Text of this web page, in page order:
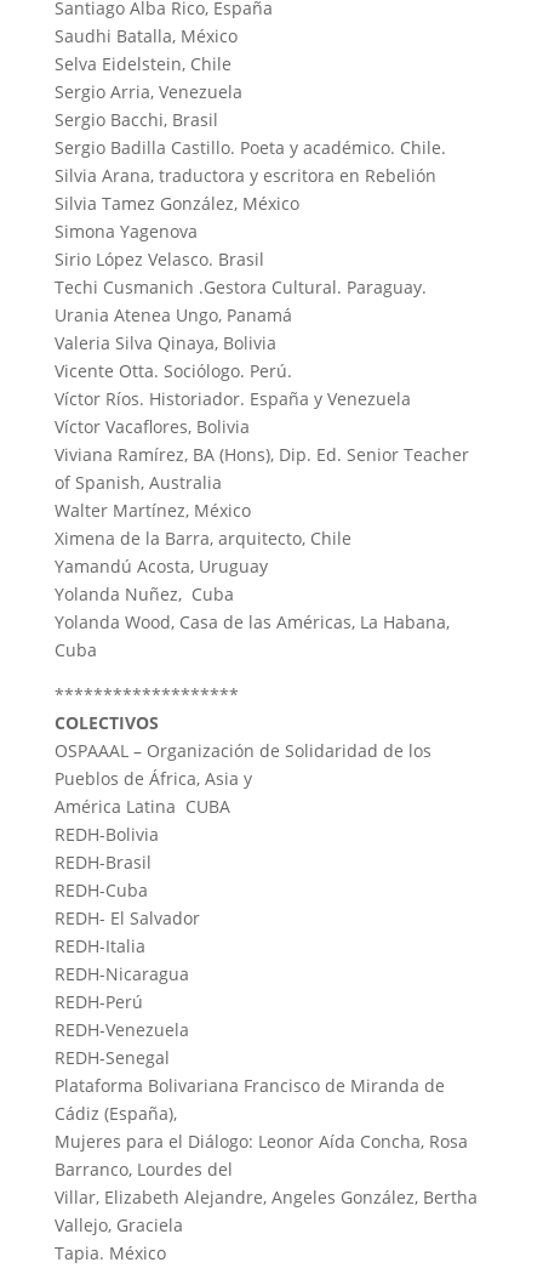
Santiago Alba Rico, España
Saudhi Batalla, México
Selva Eidelstein, Chile
Sergio Arria, Venezuela
Sergio Bacchi, Brasil
Sergio Badilla Castillo. Poeta y académico. Chile.
Silvia Arana, traductora y escritora en Rebelión
Silvia Tamez González, México
Simona Yagenova
Sirio López Velasco. Brasil
Techi Cusmanich .Gestora Cultural. Paraguay.
Urania Atenea Ungo, Panamá
Valeria Silva Qinaya, Bolivia
Vicente Otta. Sociólogo. Perú.
Víctor Ríos. Historiador. España y Venezuela
Víctor Vacaflores, Bolivia
Viviana Ramírez, BA (Hons), Dip. Ed. Senior Teacher
of Spanish, Australia
Walter Martínez, México
Ximena de la Barra, arquitecto, Chile
Yamandú Acosta, Uruguay
Yolanda Nuñez, Cuba
Yolanda Wood, Casa de las Américas, La Habana,
Cuba
*******************
COLECTIVOS
OSPAAAL – Organización de Solidaridad de los
Pueblos de África, Asia y
América Latina CUBA
REDH-Bolivia
REDH-Brasil
REDH-Cuba
REDH- El Salvador
REDH-Italia
REDH-Nicaragua
REDH-Perú
REDH-Venezuela
REDH-Senegal
Plataforma Bolivariana Francisco de Miranda de
Cádiz (España),
Mujeres para el Diálogo: Leonor Aída Concha, Rosa
Barranco, Lourdes del
Villar, Elizabeth Alejandre, Angeles González, Bertha
Vallejo, Graciela
Tapia. México